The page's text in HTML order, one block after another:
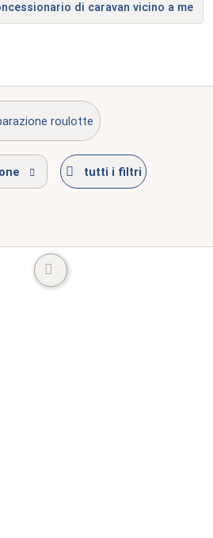
di caravan vicino a me
roulotte
tutti i filtri